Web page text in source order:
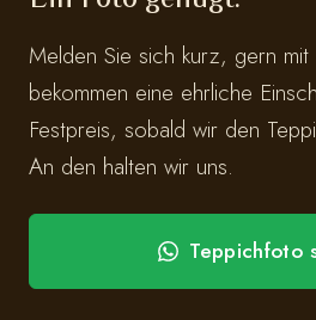
Melden Sie sich kurz, gern mit
bekommen eine ehrliche
Festpreis, sobald wir den
An den halten wir uns.
Teppichfoto